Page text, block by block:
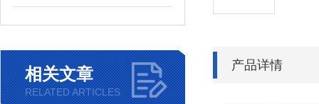
相关文章
RELATED ARTICLES
产品详情